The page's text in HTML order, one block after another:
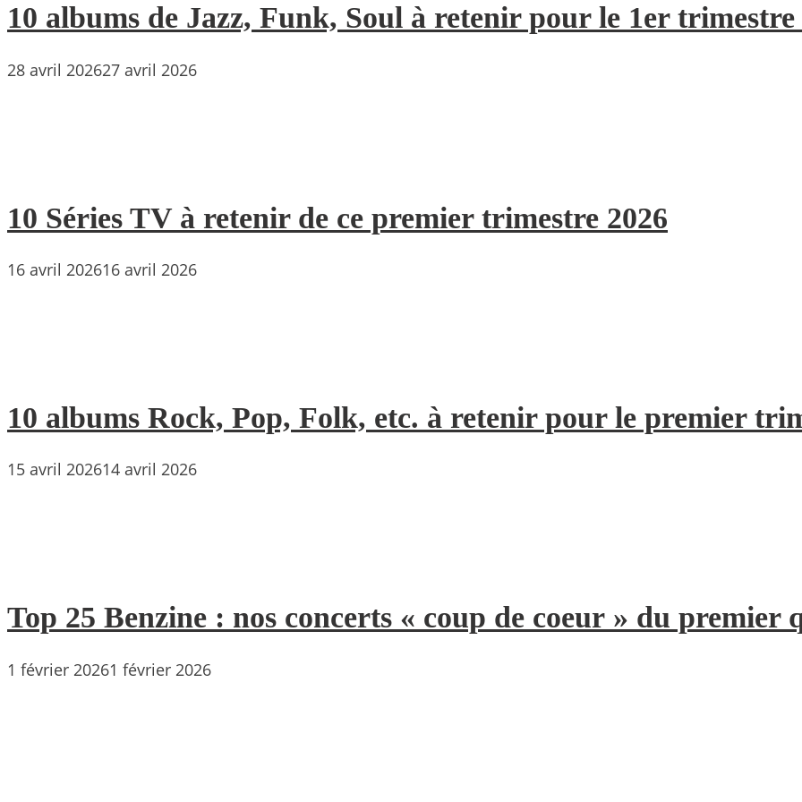
10 albums de Jazz, Funk, Soul à retenir pour le 1er trimestre
28 avril 202627 avril 2026
10 Séries TV à retenir de ce premier trimestre 2026
16 avril 202616 avril 2026
10 albums Rock, Pop, Folk, etc. à retenir pour le premier
15 avril 202614 avril 2026
Top 25 Benzine : nos concerts « coup de coeur » du premier
1 février 20261 février 2026